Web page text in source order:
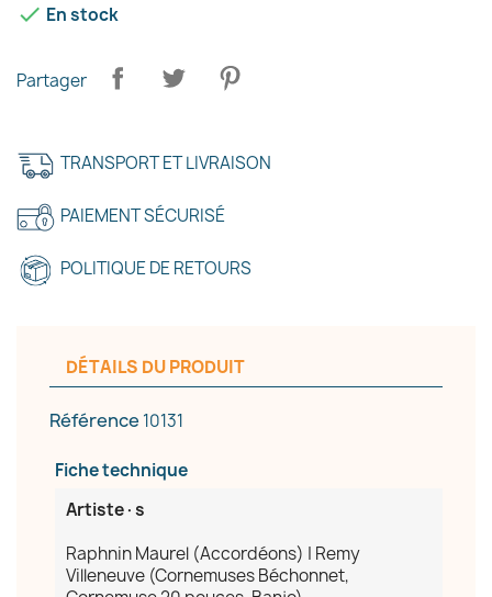
 En stock
Partager
TRANSPORT ET LIVRAISON
PAIEMENT SÉCURISÉ
POLITIQUE DE RETOURS
DÉTAILS DU PRODUIT
Référence 10131
Fiche technique
Artiste·s
Raphnin Maurel (Accordéons) | Remy
Villeneuve (Cornemuses Béchonnet,